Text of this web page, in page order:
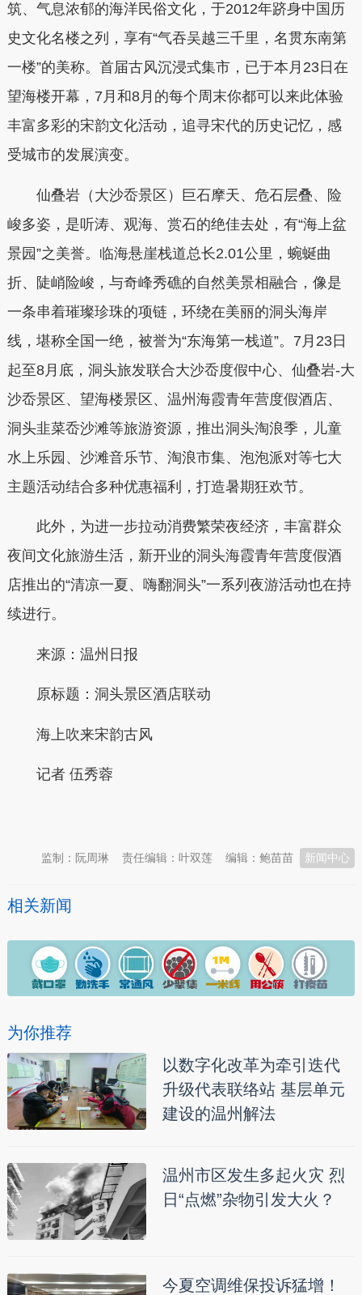
筑、气息浓郁的海洋民俗文化，于2012年跻身中国历
史文化名楼之列，享有“气吞吴越三千里，名贯东南第
一楼”的美称。首届古风沉浸式集市，已于本月23日在
望海楼开幕，7月和8月的每个周末你都可以来此体验
丰富多彩的宋韵文化活动，追寻宋代的历史记忆，感
受城市的发展演变。
仙叠岩（大沙岙景区）巨石摩天、危石层叠、险
峻多姿，是听涛、观海、赏石的绝佳去处，有“海上盆
景园”之美誉。临海悬崖栈道总长2.01公里，蜿蜒曲
折、陡峭险峻，与奇峰秀礁的自然美景相融合，像是
一条串着璀璨珍珠的项链，环绕在美丽的洞头海岸
线，堪称全国一绝，被誉为“东海第一栈道”。7月23日
起至8月底，洞头旅发联合大沙岙度假中心、仙叠岩-大
沙岙景区、望海楼景区、温州海霞青年营度假酒店、
洞头韭菜岙沙滩等旅游资源，推出洞头淘浪季，儿童
水上乐园、沙滩音乐节、淘浪市集、泡泡派对等七大
主题活动结合多种优惠福利，打造暑期狂欢节。
此外，为进一步拉动消费繁荣夜经济，丰富群众
夜间文化旅游生活，新开业的洞头海霞青年营度假酒
店推出的“清凉一夏、嗨翻洞头”一系列夜游活动也在持
续进行。
来源：温州日报
原标题：洞头景区酒店联动
海上吹来宋韵古风
记者 伍秀蓉
新闻中心
编辑：鲍苗苗
责任编辑：叶双莲
监制：阮周琳
相关新闻
为你推荐
以数字化改革为牵引迭代
升级代表联络站 基层单元
建设的温州解法
温州市区发生多起火灾 烈
日“点燃”杂物引发大火？
今夏空调维保投诉猛增！